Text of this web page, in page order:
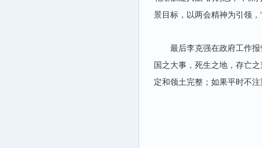
景目标，以两会精神为引领，
最后李克强在政府工作
国之大事，死生之地，存亡
定和领土完整；如果平时不